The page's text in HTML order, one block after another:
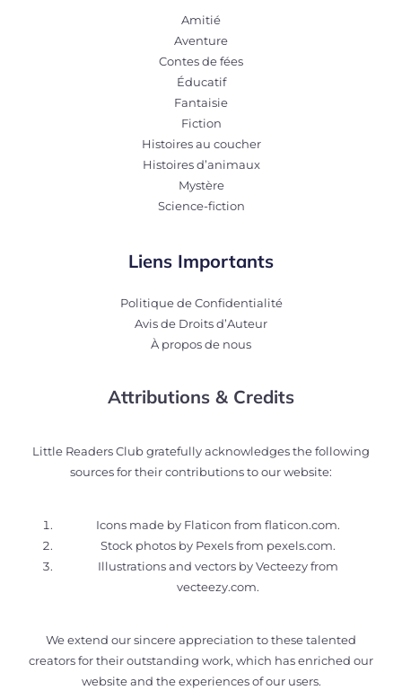
Amitié
Aventure
Contes de fées
Éducatif
Fantaisie
Fiction
Histoires au coucher
Histoires d’animaux
Mystère
Science-fiction
Liens Importants
Politique de Confidentialité
Avis de Droits d’Auteur
À propos de nous
Attributions & Credits
Little Readers Club gratefully acknowledges the following
sources for their contributions to our website:
Icons made by Flaticon fromflaticon.com.
Stock photos by Pexels from pexels.com.
Illustrations and vectors by Vecteezy from
vecteezy.com.
We extend our sincere appreciation to these talented
creators for their outstanding work, which has enriched our
website and the experiences of our users.